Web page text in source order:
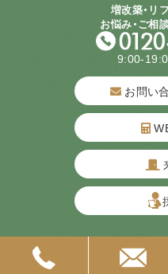
増改築・リ
お悩み・ご相
9:00-
お問い